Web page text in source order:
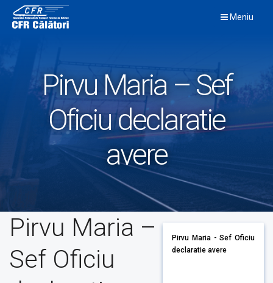
content
Meniu
Pirvu Maria – Sef
Oficiu declaratie
avere
Pirvu Maria –
Sef Oficiu
Pirvu Maria - Sef Oficiu
declaratie avere